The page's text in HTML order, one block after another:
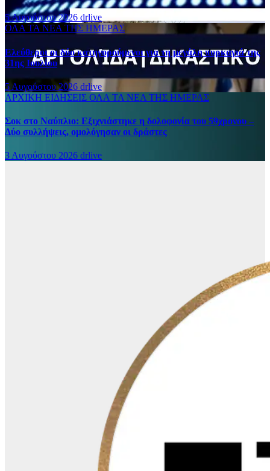
5 Αυγούστου 2026 drlive
ΟΛΑ ΤΑ ΝΕΑ ΤΗΣ ΗΜΕΡΑΣ
Ελεύθεροι οι δύο κατηγορούμενοι για τη μεγάλη πυρκαγιά της
31ης Ιουλίου
5 Αυγούστου 2026 drlive
ΑΡΧΙΚΗ ΕΙΔΗΣΕΙΣ ΟΛΑ ΤΑ ΝΕΑ ΤΗΣ ΗΜΕΡΑΣ
Σοκ στο Ναύπλιο: Εξιχνιάστηκε η δολοφονία του 59χρονου –
Δύο συλλήψεις, ομολόγησαν οι δράστες
3 Αυγούστου 2026 drlive